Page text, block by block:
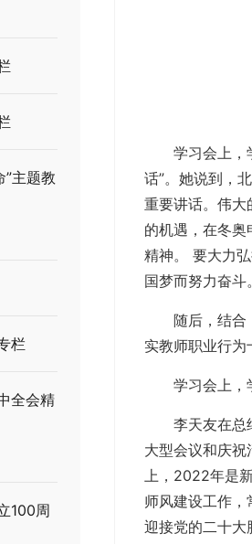
”主题教
栏
全会精
100周
学习会上，
话”。她说到，
重要讲话。伟大
的机遇，在冬
精神。 要大力
国梦而努力奋斗
随后，结合
实教师职业行
学习会上
李天友在总
大型会议和庆
上，2022年是
师风建设工作
迎接党的二十大